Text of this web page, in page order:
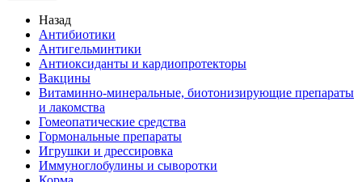
Назад
Антибиотики
Антигельминтики
Антиоксиданты и кардиопротекторы
Вакцины
Витаминно-минеральные, биотонизирующие препараты
и лакомства
Гомеопатические средства
Гормональные препараты
Игрушки и дрессировка
Иммуноглобулины и сыворотки